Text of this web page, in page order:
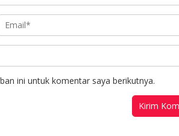
ini untuk komentar saya berikutnya.